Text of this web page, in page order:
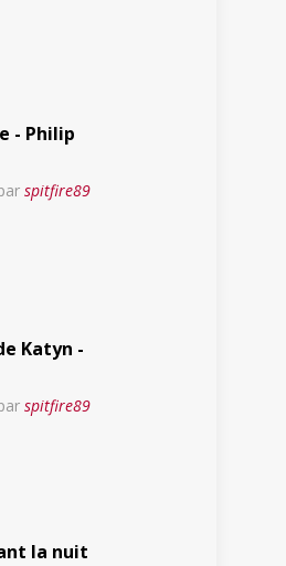
- Philip
spitfire89
Katyn -
spitfire89
la nuit